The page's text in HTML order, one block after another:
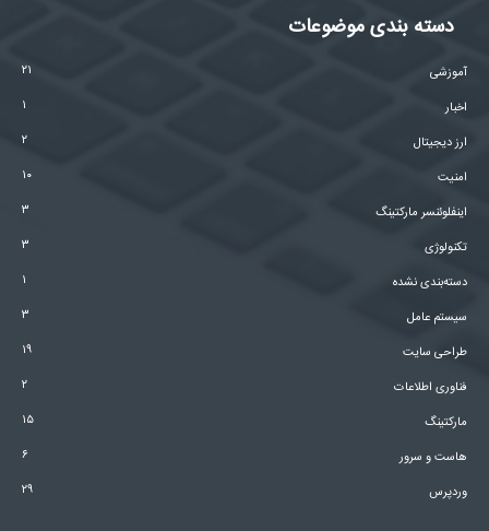
دسته بندی موضوعات
آموزشی
۲۱
اخبار
۱
ارز دیجیتال
۲
امنیت
۱۰
اینفلوئنسر مارکتینگ
۳
تکنولوژی
۳
دسته‌بندی نشده
۱
سیستم عامل
۳
طراحی سایت
۱۹
فناوری اطلاعات
۲
مارکتینگ
۱۵
هاست و سرور
۶
وردپرس
۲۹